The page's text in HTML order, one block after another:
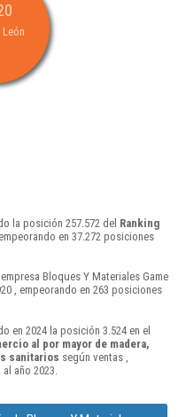
León
la posición 257.572 del Ranking
en 37.272 posiciones
Bloques Y Materiales Game
, empeorando en 263 posiciones
en 2024 la posición 3.524 en el
al por mayor de madera,
sanitarios según ventas ,
año 2023.